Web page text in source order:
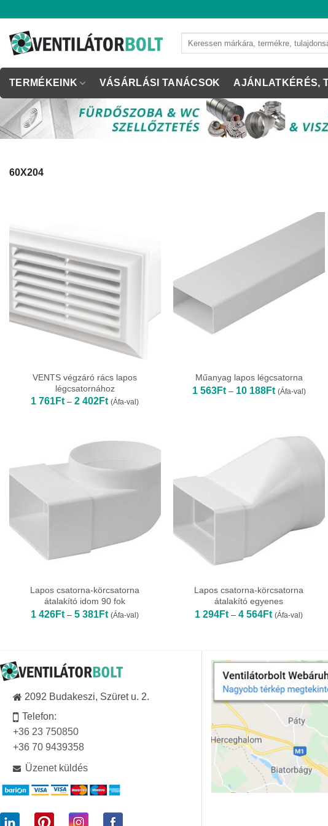
content
TERMÉKEINK VÁSÁRLÁSI TANÁCSOK AJÁNLATKÉRÉS,
60X204
VENTS végzáró rács lapos
légcsatornához
1 761Ft – 2 402FtÁrtartomány:
1
402Ft
(Áfa-val)
Műanyag lapos légcsatorna
1 563Ft – 10 188FtÁrtartomány:
1
(Áfa-val)
Lapos csatorna-körcsatorna
átalakító idom 90 fok
1 426Ft – 5 381FtÁrtartomány:
1
(Áfa-val)
Lapos csatorna-körcsatorna
átalakító egyenes
1 294Ft – 4 564FtÁrtartomány:
1
(Áfa-val)
2092 Budakeszi, Szüret u. 2.
Telefon:
+36 23 750850
+36 70 9439358
Üzenet küldés